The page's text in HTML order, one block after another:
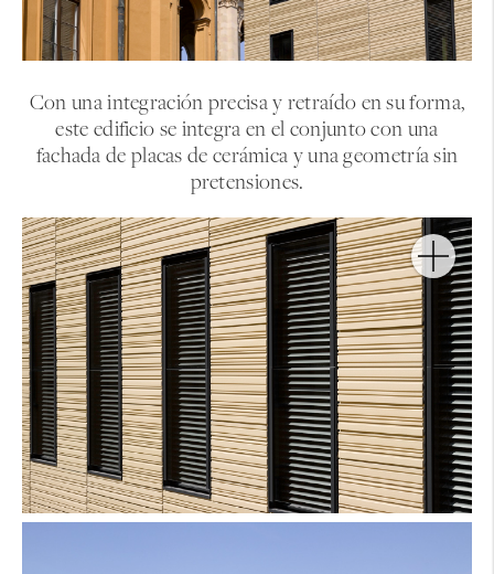
Con una integración precisa y retraído en su forma,
este edificio se integra en el conjunto con una
fachada de placas de cerámica y una geometría sin
pretensiones.